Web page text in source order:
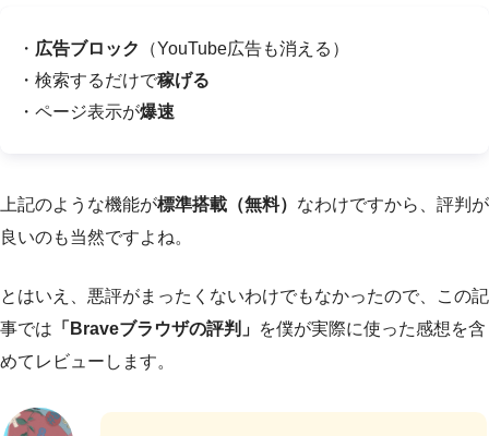
・ 広告ブロック
（YouTube広告も消える）
・検索するだけで稼げる
・ページ表示が爆速
上記のような機能が標準搭載（無料） なわけですから、評判が
良いのも当然ですよね。
とはいえ、悪評がまったくないわけでもなかったので、この記
事では 「Braveブラウザの評判」 を僕が実際に使った感想を含
めてレビューします。